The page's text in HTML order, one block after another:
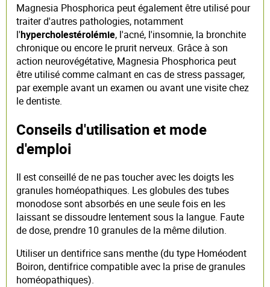
Magnesia Phosphorica peut également être utilisé pour
traiter d'autres pathologies, notamment
l'hypercholestérolémie, l'acné, l'insomnie, la bronchite
chronique ou encore le prurit nerveux. Grâce à son
action neurovégétative, Magnesia Phosphorica peut
être utilisé comme calmant en cas de stress passager,
par exemple avant un examen ou avant une visite chez
le dentiste.
Conseils d'utilisation et mode
d'emploi
Il est conseillé de ne pas toucher avec les doigts les
granules homéopathiques. Les globules des tubes
monodose sont absorbés en une seule fois en les
laissant se dissoudre lentement sous la langue. Faute
de dose, prendre 10 granules de la même dilution.
Utiliser un dentifrice sans menthe (du type Homéodent
Boiron, dentifrice compatible avec la prise de granules
homéopathiques).